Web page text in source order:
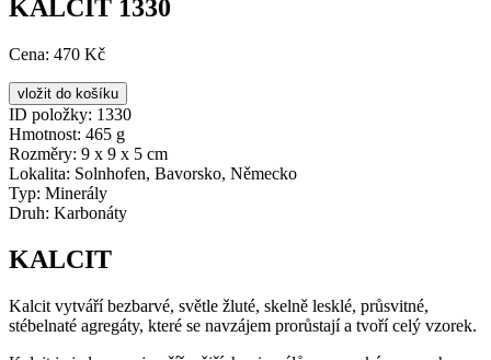
KALCIT 1330
Cena: 470 Kč
ID položky: 1330
Hmotnost: 465 g
Rozměry: 9 x 9 x 5 cm
Lokalita: Solnhofen, Bavorsko, Německo
Typ: Minerály
Druh: Karbonáty
KALCIT
Kalcit vytváří bezbarvé, světle žluté, skelně lesklé, průsvitné,
stébelnaté agregáty, které se navzájem prorůstají a tvoří celý vzorek.